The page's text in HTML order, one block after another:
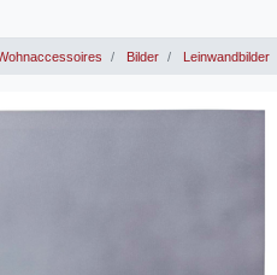
Bilder Leinwandbilder